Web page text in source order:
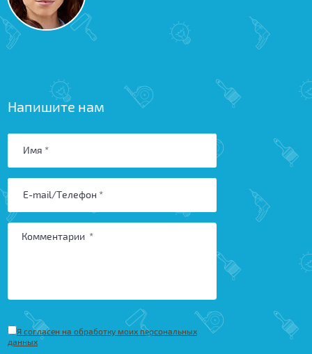
Напишите нам
Я согласен на обработку моих персональных
данных